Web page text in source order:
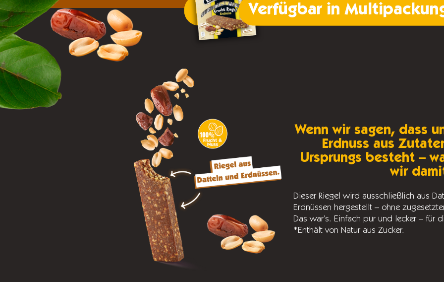
Verfügbar in
Wenn wir sagen, dass
Erdnuss aus
Ursprungs besteht –
wir
Dieser Riegel wird ausschließlich aus
Erdnüssen hergestellt – ohne
Das war’s. Einfach pur und lecker – für
*Enthält von Natur aus Zucker.